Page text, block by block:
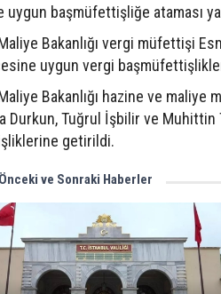
başmüfettişliğe ataması
Bakanlığı vergi müfettişi
uygun vergi
Bakanlığı hazine ve
Durkun, Tuğrul İşbilir ve
getirildi.
Önceki ve Sonraki Haberler